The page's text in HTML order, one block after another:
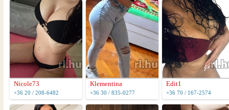
Nicole73
+36 20 / 208-6482
Klementina
+36 30 / 835-0277
Edit1
+36 70 / 167-2574